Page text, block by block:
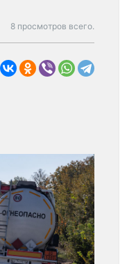
8 просмотров всего.